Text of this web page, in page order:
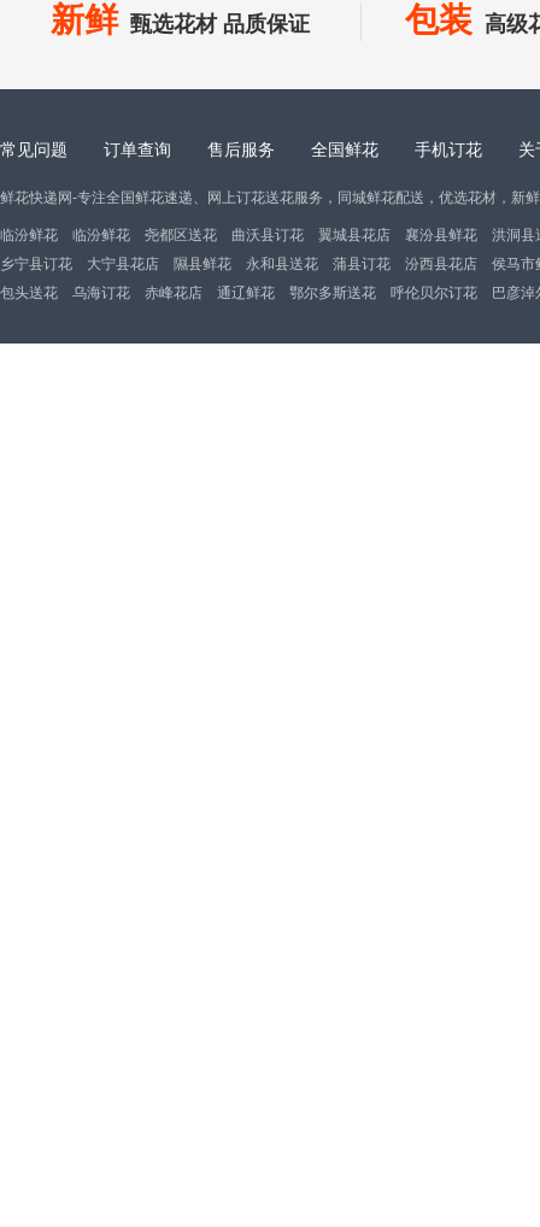
新鲜 甄选花材 品质保证 包装 高级
常见问题 订单查询 售后服务 全国鲜花 手机订花 关
鲜花快递网-专注全国鲜花速递、网上订花送花服务，同城鲜花配送，优选花材，新
临汾鲜花 临汾鲜花 尧都区送花 曲沃县订花 翼城县花店 襄汾县鲜花
洪洞县
乡宁县订花
大宁县花店 隰县鲜花 永和县送花 蒲县订花 汾西县花店
侯马市
包头送花
乌海订花 赤峰花店 通辽鲜花 鄂尔多斯送花 呼伦贝尔订花 巴彦淖